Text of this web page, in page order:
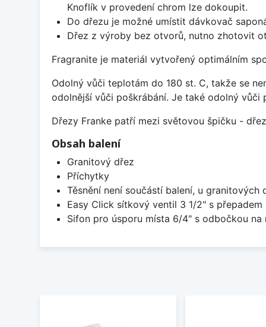
Knoflík v provedení chrom lze dokoupit.
Do dřezu je možné umístit dávkovač
Dřez z výroby bez otvorů, nutno zhotovit
Fragranite je materiál vytvořený optimálním
Odolný vůči teplotám do 180 st. C, takže se
odolnější vůči poškrábání. Je také odolný
Dřezy Franke patří mezi světovou špičku -
Obsah balení
Granitový dřez
Příchytky
Těsnění není součástí balení, u
Easy Click sítkový ventil 3 1/2" s přepadem
Sifon pro úsporu místa 6/4" s odbočkou na